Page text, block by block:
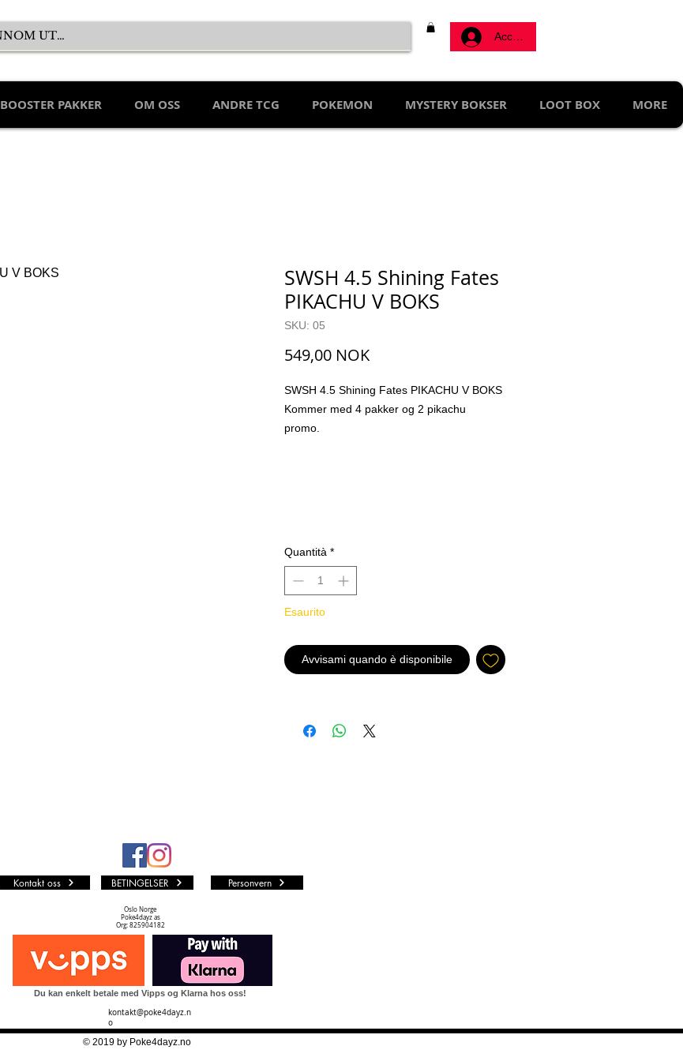
Accedi
BOOSTER PAKKER OM OSS ANDRE TCG POKEMON MYSTERY BOKSER LOOT BOX MORE
SWSH 4.5 Shining Fates
PIKACHU V BOKS
SKU: 05
549,00 NOKPrezzo
SWSH 4.5 Shining Fates PIKACHU V BOKS
Kommer med 4 pakker og 2 pikachu
promo.
Quantità *
Esaurito
Avvisami quando è disponibile
Kontakt oss BETINGELSER Personvern
Oslo Norge
Poke4dayz as
Org: 825904182
Du kan enkelt betale med Vipps og Klarna hos oss!
kontakt@poke4dayz.n
o
© 2019 by Poke4dayz.no